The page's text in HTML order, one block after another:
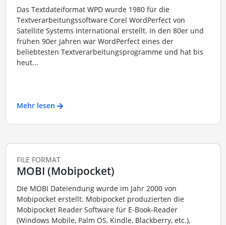
Das Textdateiformat WPD wurde 1980 für die
Textverarbeitungssoftware Corel WordPerfect von
Satellite Systems International erstellt. In den 80er und
frühen 90er Jahren war WordPerfect eines der
beliebtesten Textverarbeitungsprogramme und hat bis
heut...
Mehr lesen
FILE FORMAT
MOBI (Mobipocket)
Die MOBI Dateiendung wurde im Jahr 2000 von
Mobipocket erstellt. Mobipocket produzierten die
Mobipocket Reader Software für E-Book-Reader
(Windows Mobile, Palm OS, Kindle, Blackberry, etc.),